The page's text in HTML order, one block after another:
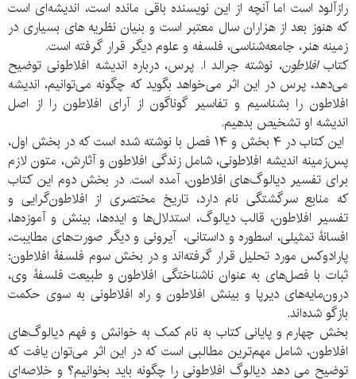
رازآلود است اما آنچه از این نویسنده باقی مانده است، اندیشه‌ای است
که هنوز بعد از هزاران سال معتبر است و بنیان نظریه های بسیاری در
زمینه هنر، جامعه‌شناسی، فلسفه و علوم دیگر قرار گرفته است.
کتابافلاطون، نوشته جرالد ا. پرس، درباره اندیشه افلاطونی توضیح
می‌دهد، پرس در این اثر می‌خواهد بگوید که چگونه می‌توانیم، اندیشه
افلاطون را بشناسیم و تفاسیر گوناگون از آرای افلاطون را از اصل
اندیشه او تشخیص بدهیم.
این کتاب در ۴ بخش و ۱۴ فصل با نوشته شده است که در بخش اول،
پس‌زمینه اندیشه افلاطونی، شامل زندگی افلاطون و آثارش، متون لازم
برای تفسیر دیالوگ‌های افلاطون، آمده است. در بخش دوم این کتاب
که منابع سرگشتگی نام دارد، تاریخ مختصری از افلاطون‌گرایی و
تفسیر افلاطون، قالب دیالوگ، استدلال‌ها و ایده‌ها، بینش و آموزه‌ها،
افسانۀ تمثیلی، اسطوره و داستانی، آیرونی و دیگر صورت‌های مطایبت،
پارادوکس مورد تحلیل قرار گرفته‌اند و در بخش سوم فلسفۀ افلاطون:
ثبات با فصل‌های به عنوان ناشناختگی افلاطون و طبیعت فلسفۀ وی،
درون‌مایه‌های دیرپا و بینش افلاطون و راه افلاطونی به سوی حکمت
بازگو شده‌اند.
بخش چهارم و پایانی کتاب به نام کمک به خوانش و فهم دیالوگ‌های
افلاطون، شامل مهم‌ترین مطالبی است که در این اثر می‌توان یافت که
توضیح می دهد دیالوگ افلاطونی را چگونه باید بخوانیم؟ و خلاصه‌ای